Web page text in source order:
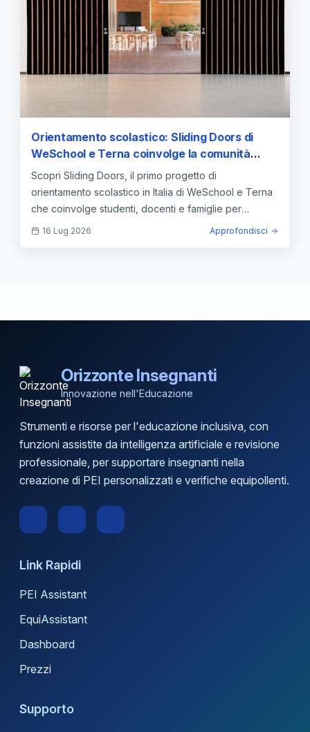
Orientamento scolastico: Sliding Doors di
WeSchool e Terna coinvolge la comunità
educante
Scopri Sliding Doors, il primo progetto di
orientamento scolastico in Italia di WeSchool e Terna
che coinvolge studenti, docenti e famiglie per
scegliere il futuro.
16 Lug 2026 Approfondisci
Orizzonte Insegnanti
Innovazione nell'Educazione
Strumenti e risorse per l'educazione inclusiva, con
funzioni assistite da intelligenza artificiale e revisione
professionale, per supportare insegnanti nella
creazione di PEI personalizzati e verifiche equipollenti.
Link Rapidi
PEI Assistant
EquiAssistant
Dashboard
Prezzi
Supporto